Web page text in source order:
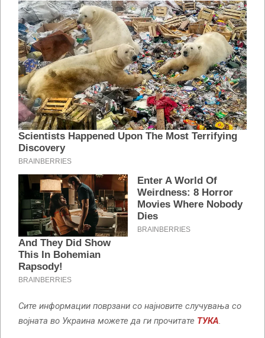
Сите информации поврзани со најновите случувања со
војната во Украина можете да ги прочитате ТУКА.